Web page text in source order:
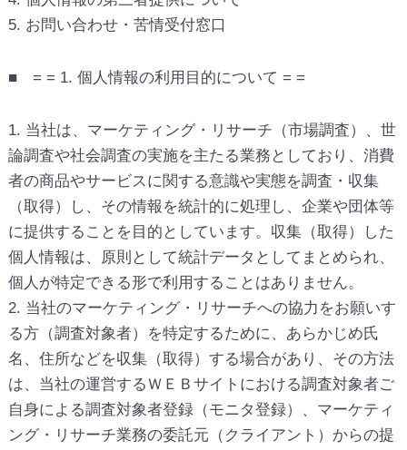
5. お問い合わせ・苦情受付窓口
■ = = 1. 個人情報の利用目的について = =
1. 当社は、マーケティング・リサーチ（市場調査）、世
論調査や社会調査の実施を主たる業務としており、消費
者の商品やサービスに関する意識や実態を調査・収集
（取得）し、その情報を統計的に処理し、企業や団体等
に提供することを目的としています。収集（取得）した
個人情報は、原則として統計データとしてまとめられ、
個人が特定できる形で利用することはありません。
2. 当社のマーケティング・リサーチへの協力をお願いす
る方（調査対象者）を特定するために、あらかじめ氏
名、住所などを収集（取得）する場合があり、その方法
は、当社の運営するＷＥＢサイトにおける調査対象者ご
自身による調査対象者登録（モニタ登録）、マーケティ
ング・リサーチ業務の委託元（クライアント）からの提